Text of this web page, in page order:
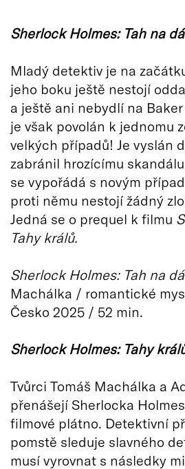
Sherlock Holmes: Tah na
Mladý detektiv je na
jeho boku ještě nestojí
a ještě ani nebydlí na
je však povolán k jednomu
velkých případů! Je vyslán
zabránil hrozícímu
se vypořádá s novým
proti němu nestojí žádný
Jedná se o prequel k filmu
Tahy králů.
Sherlock Holmes: Tah na
Machálka / romantické
Česko 2025 / 52 min.
Sherlock Holmes: Tahy
Tvůrci Tomáš Machálka a
přenášejí Sherlocka
filmové plátno. Detektivní
pomstě sleduje slavného
musí vyrovnat s následky